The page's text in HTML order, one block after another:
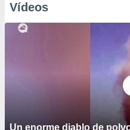
Vídeos
Un enorme diablo de